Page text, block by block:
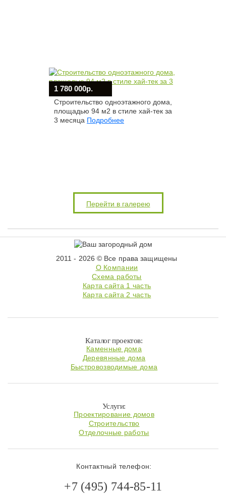
1 780 000р.
Строительство одноэтажного дома,
площадью 94 м2 в стиле хай-тек за
3 месяца Подробнее
Перейти в галерею
2011 - 2026 © Все права защищены
О Компании
Схема работы
Карта сайта 1 часть
Карта сайта 2 часть
Каталог проектов:
Каменные дома
Деревянные дома
Быстровозводимые дома
Услуги:
Проектирование домов
Строительство
Отделочные работы
Контактный телефон:
+7 (495) 744-85-11